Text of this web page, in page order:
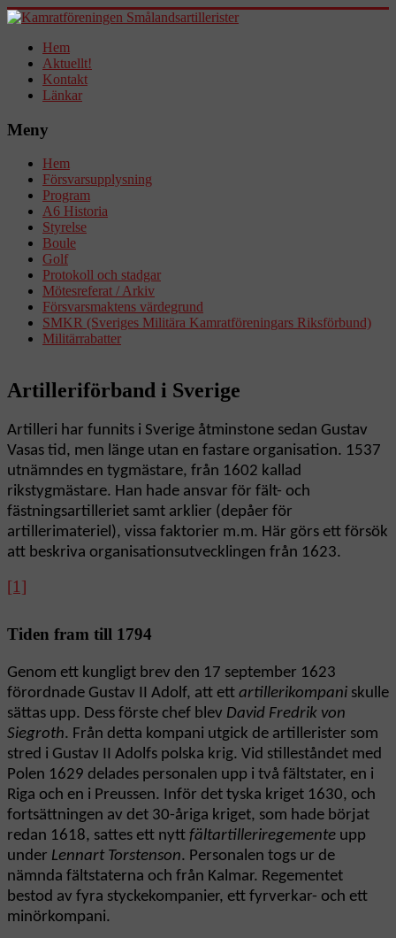
Hem
Aktuellt!
Kontakt
Länkar
Meny
Hem
Försvarsupplysning
Program
A6 Historia
Styrelse
Boule
Golf
Protokoll och stadgar
Mötesreferat / Arkiv
Försvarsmaktens värdegrund
SMKR (Sveriges Militära Kamratföreningars Riksförbund)
Militärrabatter
Artilleriförband i Sverige
Artilleri har funnits i Sverige åtminstone sedan Gustav
Vasas tid, men länge utan en fastare organisation. 1537
utnämndes en tygmästare, från 1602 kallad
rikstygmästare. Han hade ansvar för fält- och
fästningsartilleriet samt arklier (depåer för
artillerimateriel), vissa faktorier m.m. Här görs ett försök
att beskriva organisationsutvecklingen från 1623.
[1]
Tiden fram till 1794
Genom ett kungligt brev den 17 september 1623
förordnade Gustav II Adolf, att ett artillerikompani skulle
sättas upp. Dess förste chef blev David Fredrik von
Siegroth. Från detta kompani utgick de artillerister som
stred i Gustav II Adolfs polska krig. Vid stilleståndet med
Polen 1629 delades personalen upp i två fältstater, en i
Riga och en i Preussen. Inför det tyska kriget 1630, och
fortsättningen av det 30-åriga kriget, som hade börjat
redan 1618, sattes ett nytt fältartilleriregemente upp
under Lennart Torstenson. Personalen togs ur de
nämnda fältstaterna och från Kalmar. Regementet
bestod av fyra styckekompanier, ett fyrverkar- och ett
minörkompani.